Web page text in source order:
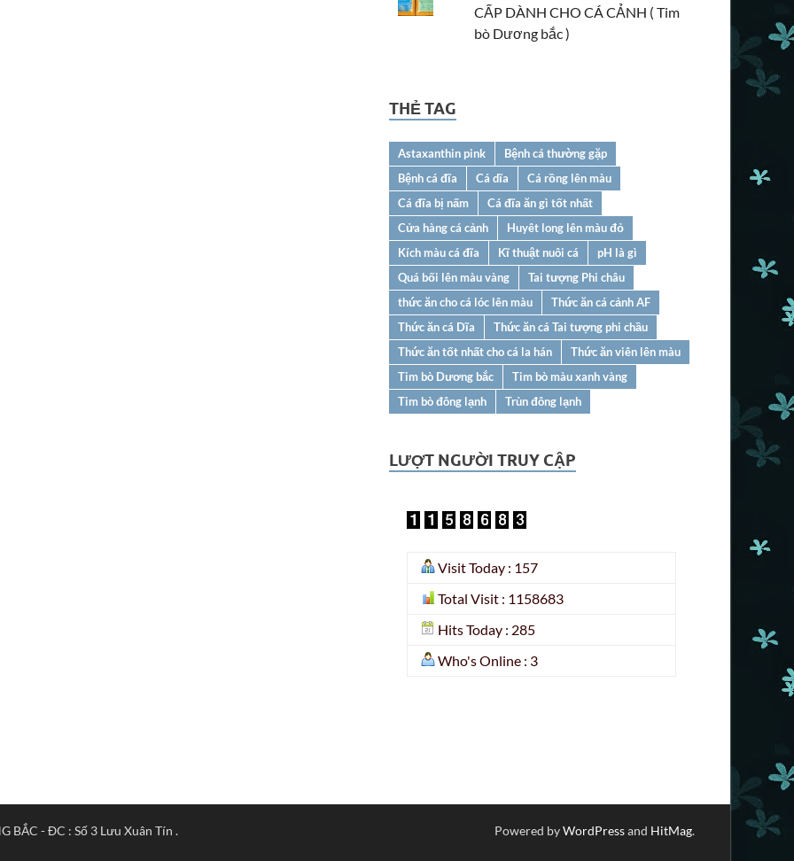
CẤP DÀNH CHO CÁ CẢNH ( Tim
bò Dương bắc )
THẺ TAG
Astaxanthin pink
Bệnh cá thường gặp
Bệnh cá đĩa
Cá dĩa
Cá rồng lên màu
Cá đĩa bị nấm
Cá đĩa ăn gì tốt nhất
Cửa hàng cá cảnh
Huyêt long lên màu đỏ
Kích màu cá đĩa
Kĩ thuật nuôi cá
pH là gì
Quá bối lên màu vàng
Tai tượng Phi châu
thức ăn cho cá lóc lên màu
Thức ăn cá cảnh AF
Thức ăn cá Dĩa
Thức ăn cá Tai tượng phi chầu
Thức ăn tốt nhất cho cá la hán
Thức ăn viên lên màu
Tim bò Dương bắc
Tim bò màu xanh vàng
Tim bò đông lạnh
Trùn đông lạnh
LƯỢT NGƯỜI TRUY CẬP
Visit Today : 157
Total Visit : 1158683
Hits Today : 285
Who's Online : 3
BẮC - ĐC : Số 3 Lưu Xuân Tín . Powered byWordPressand HitMag.